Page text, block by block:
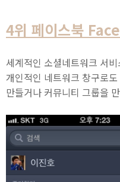
4위 페이스북
세계적인 소셜네트워크 서
개인적인 네트워크 창구로
만들거나 커뮤니티 그룹을